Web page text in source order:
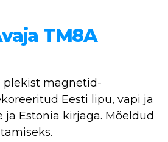
TM8A
plekist magnetid-
Eesti lipu, vapi ja
Estonia kirjaga. Mõeldud